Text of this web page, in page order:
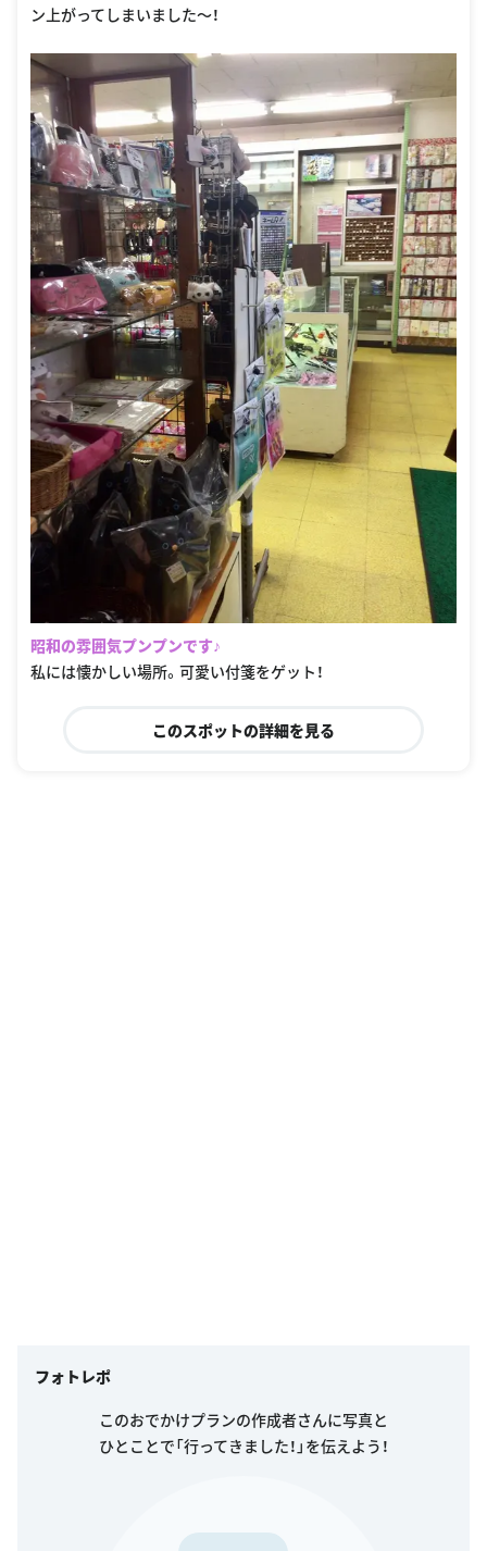
ン上がってしまいました〜！
昭和の雰囲気プンプンです♪
私には懐かしい場所。可愛い付箋をゲット！
このスポットの詳細を見る
フォトレポ
このおでかけプランの作成者さんに写真と
ひとことで「行ってきました！」を伝えよう！